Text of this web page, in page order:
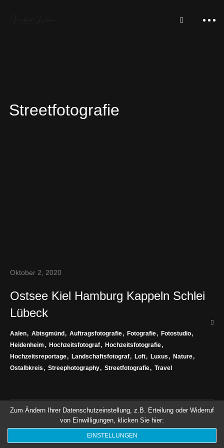
Datenschutz
Impressum
Streetfotografie
Oktober 2, 2020
Ostsee Kiel Hamburg Kappeln Schlei
Lübeck
Aalen Abtsgmünd Auftragsfotografie Fotografie
Fotostudio
Heidenheim
Hochzeitsfotograf
Hochzeitsfotografie
Hochzeitsreportage
Landschaftsfotograf Loft Luxus
Nature
Ostalbkreis
Streephotography Streetfotografie Travel
Zum Ändern Ihrer Datenschutzeinstellung, z.B. Erteilung oder Widerruf
von Einwilligungen, klicken Sie hier:
EINSTELLUNGEN